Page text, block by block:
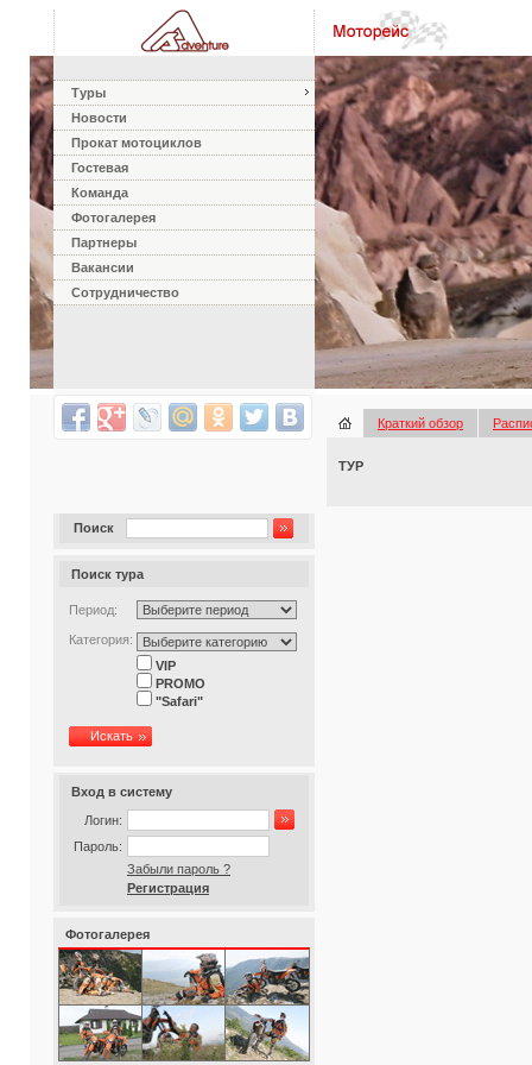
Туры
Новости
Прокат мотоциклов
Гостевая
Команда
Фотогалерея
Партнеры
Вакансии
Сотрудничество
Поиск
Поиск тура
Период:
Категория:
VIP
PROMO
"Safari"
Искать
Вход в систему
Логин:
Пароль:
Забыли пароль ?
Регистрация
Фотогалерея
Краткий обзор
ТУР